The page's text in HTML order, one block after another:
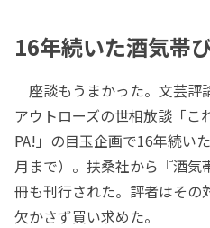
16年続いた酒気帯
座談もうまかった。文芸評
アウトローズの世相放談「こ
PA!」の目玉企画で16年続い
月まで）。扶桑社から『酒
冊も刊行された。評者はその
欠かさず買い求めた。